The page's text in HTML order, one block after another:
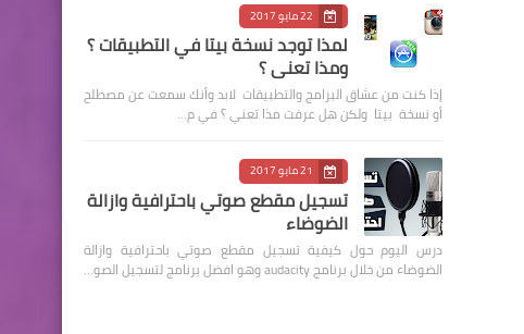
22 مايو 2017
لمذا توجد نسخة بيتا في التطبيقات ؟
ومذا تعني ؟
إذا كنت من عشاق البرامج والتطبيقات لابد وأنك سمعت عن مصطلح
أو نسخة بيتا ولكن هل عرفت مذا تعني ؟ في م…
21 مايو 2017
تسجيل مقطع صوتي باحترافية وازالة
الضوضاء
درس اليوم حول كيفية تسجيل مقطع صوتي باحترافية وازالة
الضوضاء من خلال برنامج audacity وهو افضل برنامج لتسجيل الصو…